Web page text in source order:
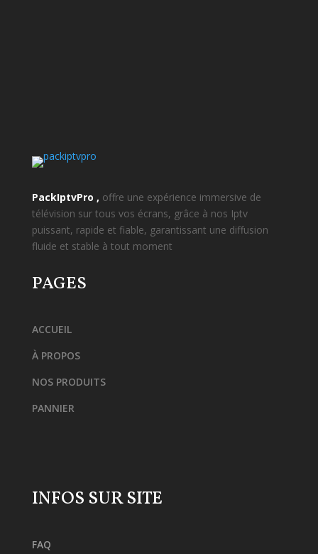
PackIptvPro , offre une expérience immersive de
télévision sur tous vos écrans, grâce à nos Iptv
puissant, rapide et fiable, garantissant une diffusion
fluide et stable à tout moment
PAGES
ACCUEIL
À PROPOS
NOS PRODUITS
PANNIER
INFOS SUR SITE
FAQ